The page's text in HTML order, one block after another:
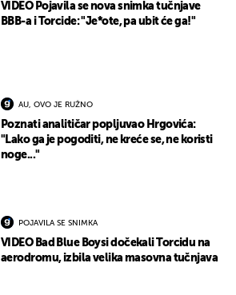
VIDEO Pojavila se nova snimka tučnjave
BBB-a i Torcide: "Je*ote, pa ubit će ga!"
AU, OVO JE RUŽNO
Poznati analitičar popljuvao Hrgovića:
"Lako ga je pogoditi, ne kreće se, ne koristi
noge..."
POJAVILA SE SNIMKA
VIDEO Bad Blue Boysi dočekali Torcidu na
aerodromu, izbila velika masovna tučnjava